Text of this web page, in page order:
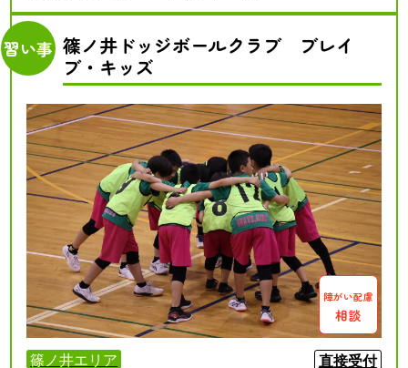
習い事 篠ノ井ドッジボールクラブ ブレイ
ブ・キッズ
障がい配慮
相談
篠ノ井エリア
直接受付